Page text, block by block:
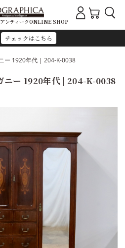
チェックはこちら
アンティークONLINE SHOP
ー 1920年代 | 204-K-0038
ニー 1920年代 | 204-K-0038